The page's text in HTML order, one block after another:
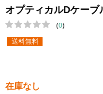
オプティカルDケーブ
(0)
送料無料
在庫なし